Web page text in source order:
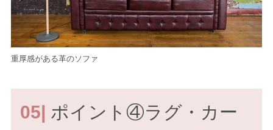
重厚感がある革のソファ
05| ポイント④ラグ・カー